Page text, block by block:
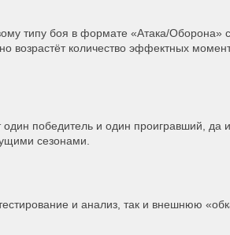
типу боя в формате «Атака/Оборона»
возрастёт количество эффектных
победитель и один проигравший, да
сезонами.
и анализ, так и внешнюю